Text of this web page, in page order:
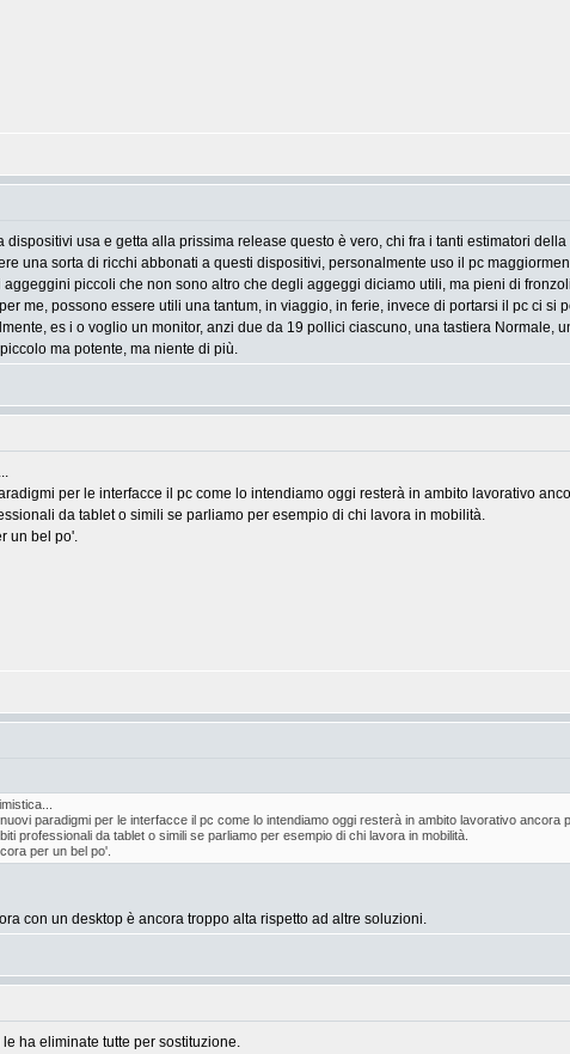
usa e getta alla prissima release questo è vero, chi fra i tanti estimatori
una sorta di ricchi abbonati a questi dispositivi, personalmente uso il pc
piccoli che non sono altro che degli aggeggi diciamo utili, ma pieni di
me, possono essere utili una tantum, in viaggio, in ferie, invece di portarsi il pc ci
es i o voglio un monitor, anzi due da 19 pollici ciascuno, una tastiera
ma potente, ma niente di più.
per le interfacce il pc come lo intendiamo oggi resterà in ambito lavorativo
da tablet o simili se parliamo per esempio di chi lavora in mobilità.
un bel po'.
paradigmi per le interfacce il pc come lo intendiamo oggi resterà in ambito lavorativo ancora
professionali da tablet o simili se parliamo per esempio di chi lavora in mobilità.
per un bel po'.
con un desktop è ancora troppo alta rispetto ad altre soluzioni.
ha eliminate tutte per sostituzione.